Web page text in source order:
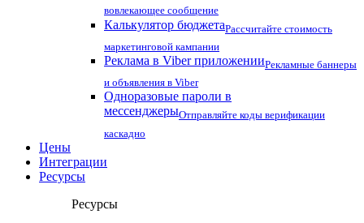
вовлекающее сообщение
Калькулятор бюджетаРассчитайте стоимость
маркетинговой кампании
Реклама в Viber приложенииРекламные баннеры
и объявления в Viber
Одноразовые пароли в
мессенджерыОтправляйте коды верификации
каскадно
Цены
Интеграции
Ресурсы
Ресурсы